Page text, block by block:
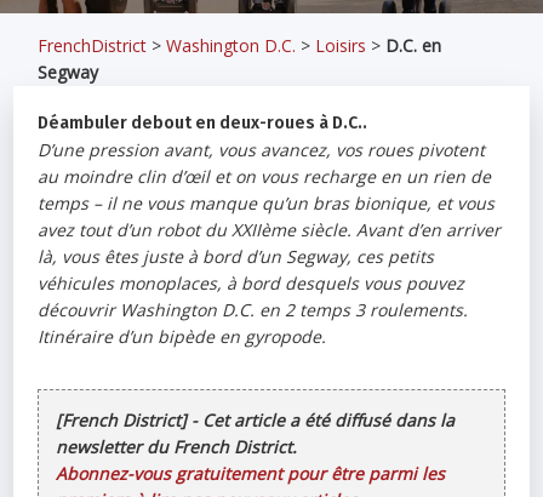
FrenchDistrict >Washington D.C. > Loisirs > D.C. en
Segway
Déambuler debout en deux-roues à D.C..
D’une pression avant, vous avancez, vos roues pivotent
au moindre clin d’œil et on vous recharge en un rien de
temps – il ne vous manque qu’un bras bionique, et vous
avez tout d’un robot du XXIIème siècle. Avant d’en arriver
là, vous êtes juste à bord d’un Segway, ces petits
véhicules monoplaces, à bord desquels vous pouvez
découvrir Washington D.C. en 2 temps 3 roulements.
Itinéraire d’un bipède en gyropode.
[French District] - Cet article a été diffusé dans la
newsletter du French District.
Abonnez-vous gratuitement pour être parmi les